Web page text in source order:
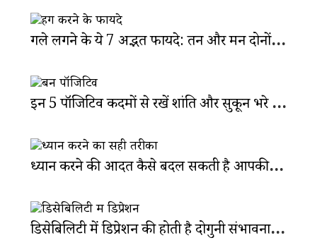
गले लगने के ये 7 अद्भुत फायदे: तन और मन दोनों रहेंगे तंदुरुस्त
इन 5 पॉजिटिव कदमों से रखें शांति और सुकून भरे नए साल में कदम
ध्यान करने की आदत कैसे बदल सकती है आपकी ज़िंदगी: जानें कैसे?
डिसेबिलिटी में डिप्रेशन की होती है दोगुनी संभावना: कैसे रखें अपना ख्याल?